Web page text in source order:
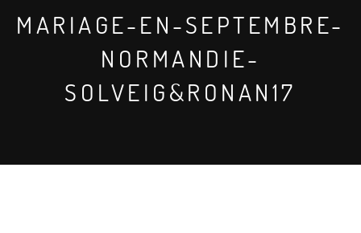
MARIAGE-EN-SEPTEMBRE-
NORMANDIE-
SOLVEIG&RONAN17